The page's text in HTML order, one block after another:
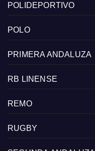
POLIDEPORTIVO
POLO
PRIMERA ANDALUZA
RB LINENSE
REMO
RUGBY